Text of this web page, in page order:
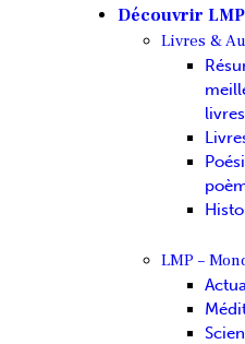
Découvrir LMP
Livres &
LMP –